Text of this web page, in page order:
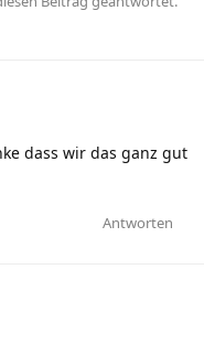
dass wir das ganz gut
Antworten